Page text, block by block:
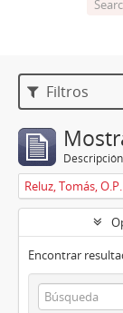
Filtros
Encontrar